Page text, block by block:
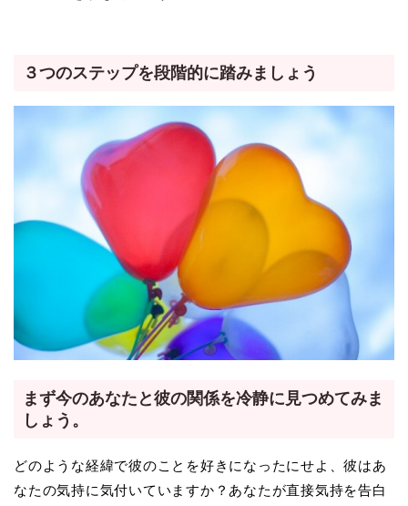
３つのステップを段階的に踏みましょう
まず今のあなたと彼の関係を冷静に見つめてみま
しょう。
どのような経緯で彼のことを好きになったにせよ、彼はあ
なたの気持に気付いていますか？あなたが直接気持を告白